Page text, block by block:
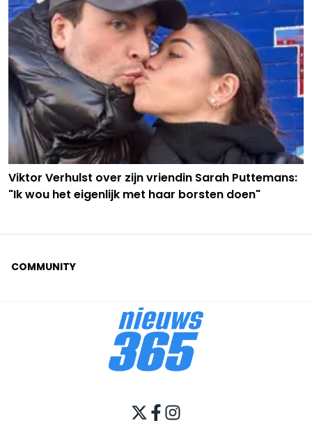
Viktor Verhulst over zijn vriendin Sarah Puttemans:
"Ik wou het eigenlijk met haar borsten doen"
COMMUNITY